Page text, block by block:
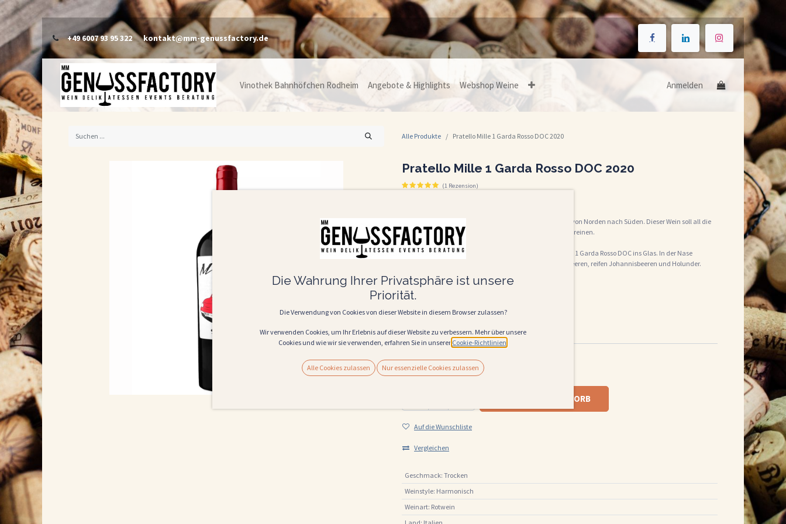
+49 6007 93 95 322 kontakt@mm-genussfactory.de
Vinothek Bahnhöfchen Rodheim Angebote & Highlights Webshop Weine Anmelden
Alle Produkte Pratello Mille 1 Garda Rosso DOC 2020
Pratello Mille 1 Garda Rosso DOC 2020
(1 Rezension)
"Mille 1" bedeutet "1.001" und steht für die Länge Italiens von Norden nach Süden. Dieser Wein soll all die
Regionen, Reben und Geschmäcker Italiens symbolisch vereinen.
In einem schimmernden Granatrot fließt der Pratello Mille 1 Garda Rosso DOC ins Glas. In der Nase
entfaltet sich eine Vielfalt an floralen Düften sowie Brombeeren, reifen Johannisbeeren und Holunder.
16,50 €
( 22,00€Liter )
REBSORTE
Merlot Corvina Veronese
IN DEN WARENKORB
Auf die Wunschliste
Vergleichen
Geschmack: Trocken
Weinstyle: Harmonisch
Weinart: Rotwein
Die Wahrung Ihrer Privatsphäre ist unsere
Priorität.
Die Verwendung von Cookies von dieser Website in diesem Browser zulassen?
Wir verwenden Cookies, um Ihr Erlebnis auf dieser Website zu verbessern. Mehr über unsere
Cookies und wie wir sie verwenden, erfahren Sie in unserer Cookie-Richtlinien
Alle Cookies zulassen Nur essenzielle Cookies zulassen